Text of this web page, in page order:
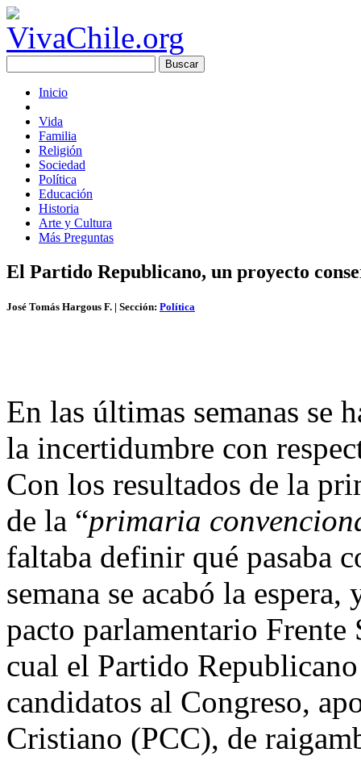
Inicio
Vida
Familia
Religión
Sociedad
Política
Educación
Historia
Arte y Cultura
Más Preguntas
El Partido Republicano, un proyecto
José Tomás Hargous F. | Sección: Política
En las últimas semanas se
la incertidumbre con
Con los resultados de la
de la “primaria
faltaba definir qué pasaba
semana se acabó la
pacto parlamentario
cual el Partido
candidatos al Congreso,
Cristiano (PCC), de